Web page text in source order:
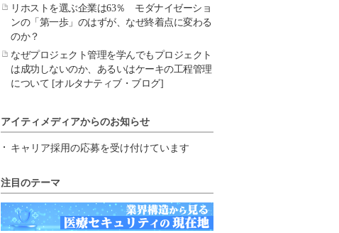
リホストを選ぶ企業は63％ モダナイゼーショ
ンの「第一歩」のはずが、なぜ終着点に変わる
のか？
なぜプロジェクト管理を学んでもプロジェクト
は成功しないのか、あるいはケーキの工程管理
について [オルタナティブ・ブログ]
アイティメディアからのお知らせ
キャリア採用の応募を受け付けています
注目のテーマ